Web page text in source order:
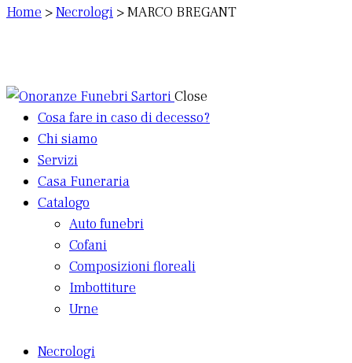
Home >Necrologi >MARCO BREGANT
Close
Cosa fare in caso di decesso?
Chi siamo
Servizi
Casa Funeraria
Catalogo
Auto funebri
Cofani
Composizioni floreali
Imbottiture
Urne
Necrologi